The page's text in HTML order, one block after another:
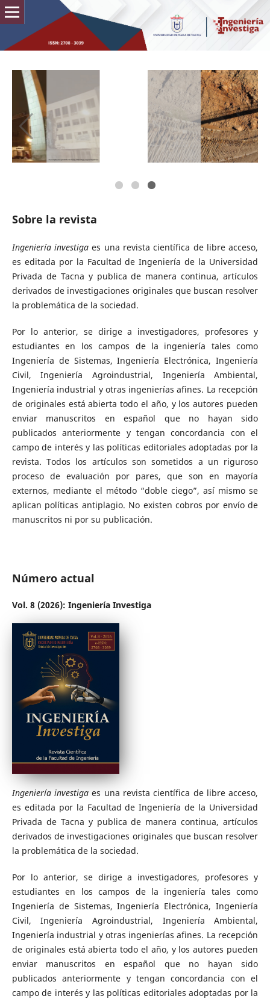
Sobre la revista
Ingeniería investiga es una revista científica de libre acceso,
es editada por la Facultad de Ingeniería de la Universidad
Privada de Tacna y publica de manera continua, artículos
derivados de investigaciones originales que buscan resolver
la problemática de la sociedad.
Por lo anterior, se dirige a investigadores, profesores y
estudiantes en los campos de la ingeniería tales como
Ingeniería de Sistemas, Ingeniería Electrónica, Ingeniería
Civil, Ingeniería Agroindustrial, Ingeniería Ambiental,
Ingeniería industrial y otras ingenierías afines. La recepción
de originales está abierta todo el año, y los autores pueden
enviar manuscritos en español que no hayan sido
publicados anteriormente y tengan concordancia con el
campo de interés y las políticas editoriales adoptadas por la
revista. Todos los artículos son sometidos a un riguroso
proceso de evaluación por pares, que son en mayoría
externos, mediante el método “doble ciego”, así mismo se
aplican políticas antiplagio. No existen cobros por envío de
manuscritos ni por su publicación.
Número actual
Vol. 8 (2026): Ingeniería Investiga
Ingeniería investiga es una revista científica de libre acceso,
es editada por la Facultad de Ingeniería de la Universidad
Privada de Tacna y publica de manera continua, artículos
derivados de investigaciones originales que buscan resolver
la problemática de la sociedad.
Por lo anterior, se dirige a investigadores, profesores y
estudiantes en los campos de la ingeniería tales como
Ingeniería de Sistemas, Ingeniería Electrónica, Ingeniería
Civil, Ingeniería Agroindustrial, Ingeniería Ambiental,
Ingeniería industrial y otras ingenierías afines. La recepción
de originales está abierta todo el año, y los autores pueden
enviar manuscritos en español que no hayan sido
publicados anteriormente y tengan concordancia con el
campo de interés y las políticas editoriales adoptadas por la